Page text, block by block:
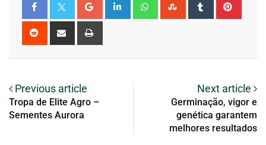
Previous article
Tropa de Elite Agro –
Sementes Aurora
Next article
Germinação, vigor e
genética garantem
melhores resultados